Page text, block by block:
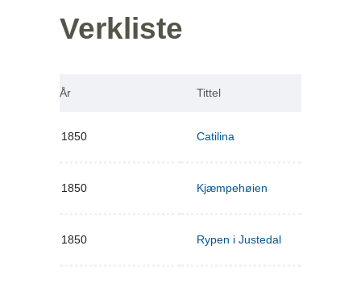
Verkliste
År Tittel
1850 Catilina
1850 Kjæmpehøien
1850 Rypen i Justedal